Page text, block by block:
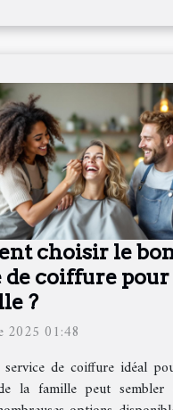
choisir le
de coiffure
?
2025 01:48
de coiffure idéal
la famille peut sembler